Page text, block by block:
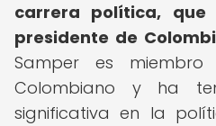
carrera política, que
presidente de
Samper es
Colombiano y ha
significativa en la